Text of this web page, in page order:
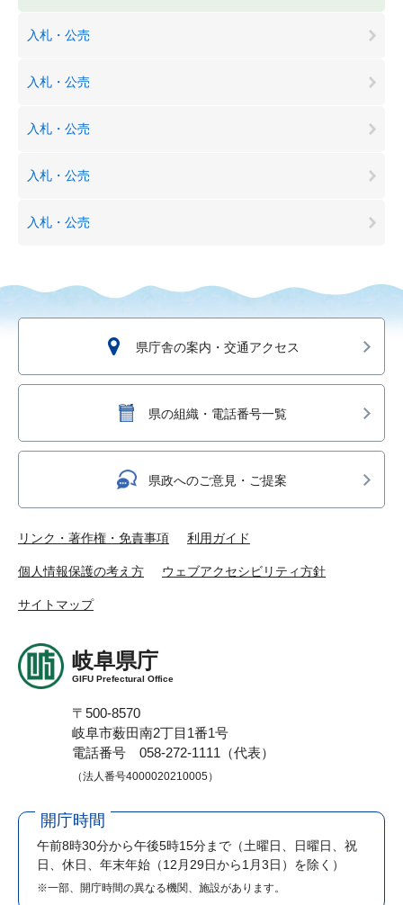
入札・公売
入札・公売
入札・公売
入札・公売
入札・公売
県庁舎の案内・交通アクセス
県の組織・電話番号一覧
県政へのご意見・ご提案
リンク・著作権・免責事項 利用ガイド
個人情報保護の考え方 ウェブアクセシビリティ方針
サイトマップ
岐阜県庁
GIFU Prefectural Office
〒500-8570
岐阜市薮田南2丁目1番1号
電話番号 058-272-1111（代表）
（法人番号4000020210005）
開庁時間
午前8時30分から午後5時15分まで （土曜日、日曜日、祝
日、休日、年末年始（12月29日から1月3日）を除く）
※一部、開庁時間の異なる機関、施設があります。